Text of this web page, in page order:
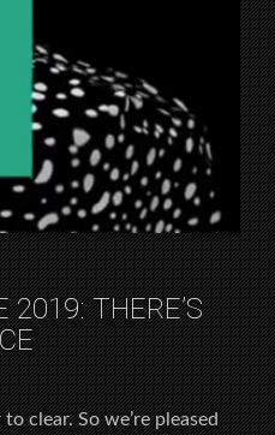
2019: THERE’S
clear. So we’re pleased